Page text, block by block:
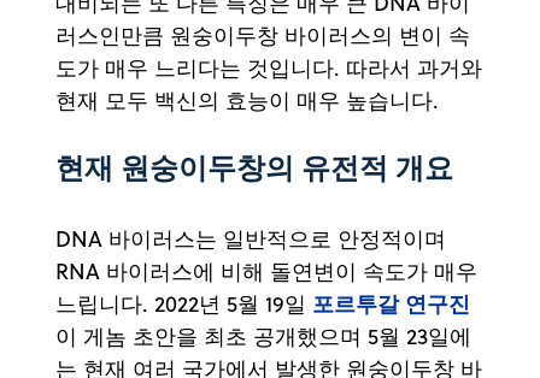
러스인만큼 원숭이두창 바이러스의 변이 속
도가 매우 느리다는 것입니다. 따라서 과거와
현재 모두 백신의 효능이 매우 높습니다.
현재 원숭이두창의 유전적 개요
DNA 바이러스는 일반적으로 안정적이며
RNA 바이러스에 비해 돌연변이 속도가 매우
느립니다. 2022년 5월 19일 포르투갈 연구진
이 게놈 초안을 최초 공개했으며 5월 23일에
는 현재 여러 국가에서 발생한 원숭이두창 바